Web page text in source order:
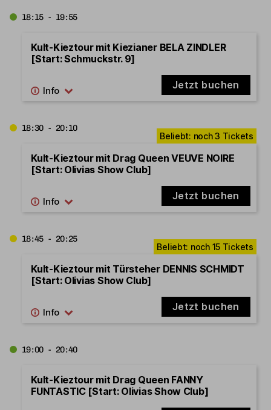
18:15 - 19:55
Kult-Kieztour mit Kiezianer BELA ZINDLER
[Start: Schmuckstr. 9]
Jetzt buchen
18:30 - 20:10
Kult-Kieztour mit Drag Queen VEUVE NOIRE
[Start: Olivias Show Club]
Jetzt buchen
18:45 - 20:25
Kult-Kieztour mit Türsteher DENNIS SCHMIDT
[Start: Olivias Show Club]
Jetzt buchen
19:00 - 20:40
Kult-Kieztour mit Drag Queen FANNY
FUNTASTIC [Start: Olivias Show Club]